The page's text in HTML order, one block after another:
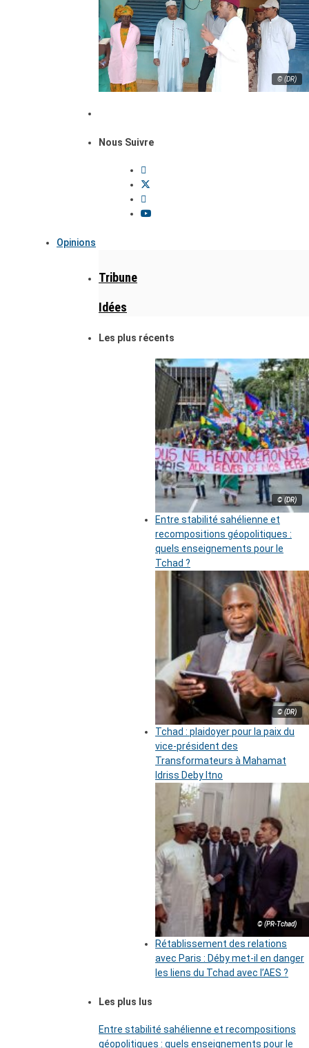
© (DR)
Nous Suivre
Opinions
Tribune
Idées
Les plus récents
© (DR)
Entre stabilité sahélienne et
recompositions géopolitiques :
quels enseignements pour le
Tchad ?
© (DR)
Tchad : plaidoyer pour la paix du
vice-président des
Transformateurs à Mahamat
Idriss Deby Itno
© (PR-Tchad)
Rétablissement des relations
avec Paris : Déby met-il en danger
les liens du Tchad avec l’AES ?
Les plus lus
Entre stabilité sahélienne et recompositions
géopolitiques : quels enseignements pour le